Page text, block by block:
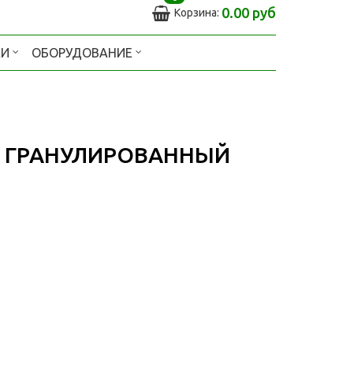
Корзина: 0.00 руб
ОБОРУДОВАНИЕ